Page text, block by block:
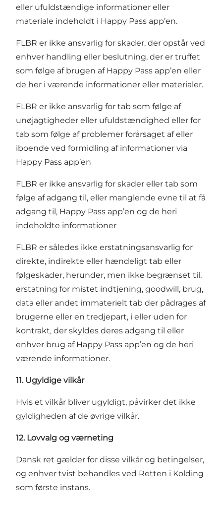
eller ufuldstændige informationer eller
materiale indeholdt i Happy Pass app’en.
FLBR er ikke ansvarlig for skader, der opstår ved
enhver handling eller beslutning, der er truffet
som følge af brugen af Happy Pass app’en eller
de her i værende informationer eller materialer.
FLBR er ikke ansvarlig for tab som følge af
unøjagtigheder eller ufuldstændighed eller for
tab som følge af problemer forårsaget af eller
iboende ved formidling af informationer via
Happy Pass app’en
FLBR er ikke ansvarlig for skader eller tab som
følge af adgang til, eller manglende evne til at få
adgang til, Happy Pass app’en og de heri
indeholdte informationer
FLBR er således ikke erstatningsansvarlig for
direkte, indirekte eller hændeligt tab eller
følgeskader, herunder, men ikke begrænset til,
erstatning for mistet indtjening, goodwill, brug,
data eller andet immaterielt tab der pådrages af
brugerne eller en tredjepart, i eller uden for
kontrakt, der skyldes deres adgang til eller
enhver brug af Happy Pass app’en og de heri
værende informationer.
11. Ugyldige vilkår
Hvis et vilkår bliver ugyldigt, påvirker det ikke
gyldigheden af de øvrige vilkår.
12. Lovvalg og værneting
Dansk ret gælder for disse vilkår og betingelser,
og enhver tvist behandles ved Retten i Kolding
som første instans.